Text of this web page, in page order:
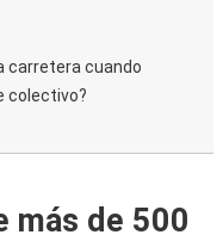
carretera cuando
colectivo?
más de 500